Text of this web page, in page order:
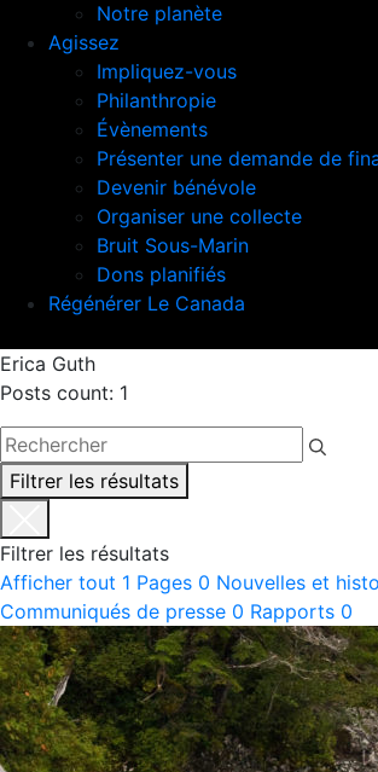
Notre planète
Agissez
Impliquez-vous
Philanthropie
Évènements
Présenter une demande de
Devenir bénévole
Organiser une collecte
Bruit Sous-Marin
Dons planifiés
Régénérer Le Canada
Erica Guth
Posts count: 1
Filtrer les résultats
Filtrer les résultats
Afficher tout 1 Pages 0 Nouvelles et
Communiqués de presse 0 Rapports 0